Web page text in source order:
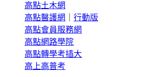
高點土木網
高點醫護網
行動版
高點會員服務網
高點網路學院
高點轉學考插大
高上高普考